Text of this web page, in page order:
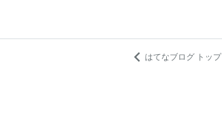
はてなブログ トップ